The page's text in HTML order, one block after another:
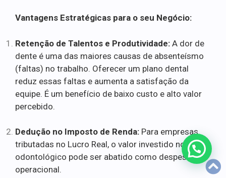
Vantagens Estratégicas para o seu Negócio:
Retenção de Talentos e Produtividade: A dor de
dente é uma das maiores causas de absenteísmo
(faltas) no trabalho. Oferecer um plano dental
reduz essas faltas e aumenta a satisfação da
equipe. É um benefício de baixo custo e alto valor
percebido.
Dedução no Imposto de Renda: Para empresas
tributadas no Lucro Real, o valor investido no plano
odontológico pode ser abatido como despesa
operacional.